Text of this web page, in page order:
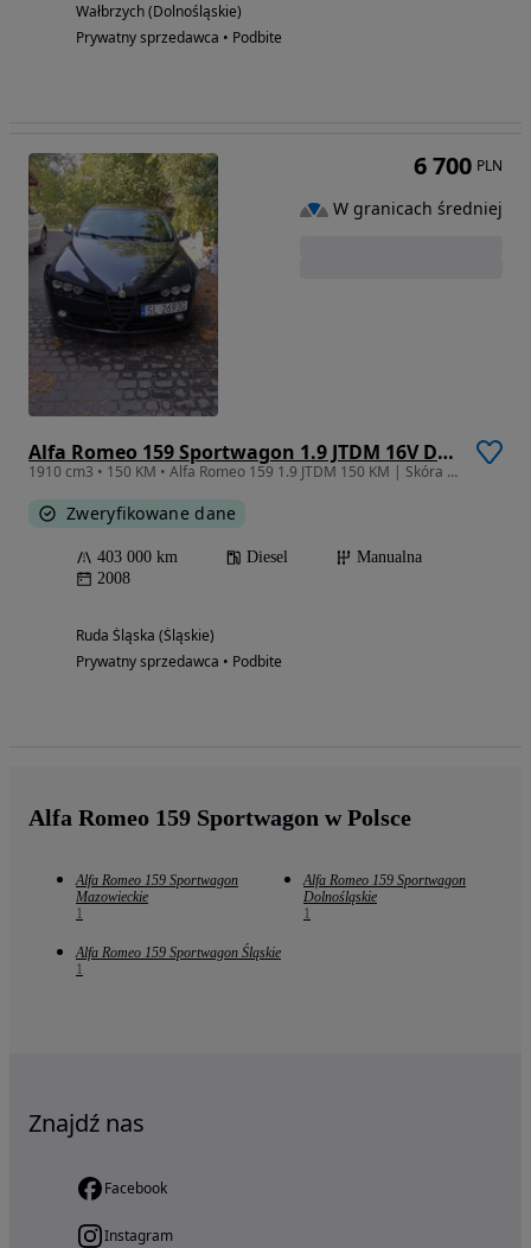
Wałbrzych (Dolnośląskie)
Prywatny sprzedawca • Podbite
Alfa Romeo 159 Sportwagon 1.9 JTDM 16V DPF Distinctive
1910 cm3 • 150 KM • Alfa Romeo 159 1.9 JTDM 150 KM | Skóra | Klima | 17" + koła zimowe 16"
Zweryfikowane dane
403 000 km Diesel
Manualna
2008
Ruda Śląska (Śląskie)
Prywatny sprzedawca • Podbite
6 700 PLN
W granicach średniej
Alfa Romeo 159 Sportwagon w Polsce
Alfa Romeo 159 Sportwagon
Mazowieckie
1
Alfa Romeo 159 Sportwagon
Dolnośląskie
1
Alfa Romeo 159 Sportwagon Śląskie
1
Znajdź nas
Facebook
Instagram